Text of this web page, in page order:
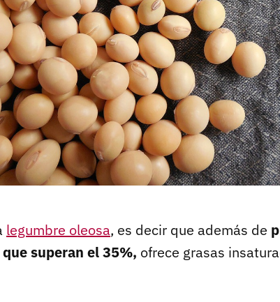
legumbre oleosa, es decir que además de
superan el 35%, ofrece grasas